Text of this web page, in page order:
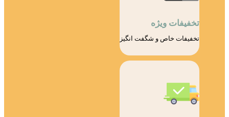
تخفیفات ویژه
تخفیفات خاص و شگفت انگیز